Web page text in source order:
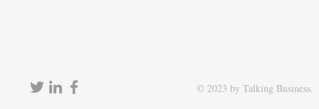
© 2023 by Talking